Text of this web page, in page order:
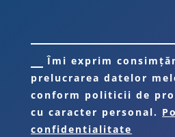
Îmi exprim
prelucrarea datelor
conform politicii de
cu caracter personal.
confidentialitate